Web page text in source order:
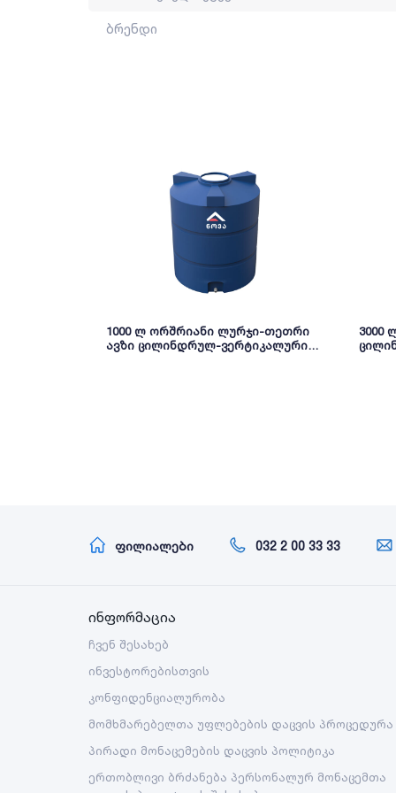
ბრენდი
1000 ლ ორშრიანი ლურჯი-თეთრი
ავზი ცილინდრულ-ვერტიკალური
3000
ფილიალები 032 2 00 33 33
ინფორმაცია
ჩვენ შესახებ
ინვესტორებისთვის
კონფიდენციალურობა
მომხმარებელთა უფლებების დაცვის პროცედურა
პირადი მონაცემების დაცვის პოლიტიკა
ერთობლივი ბრძანება პერსონალურ მონაცემთა